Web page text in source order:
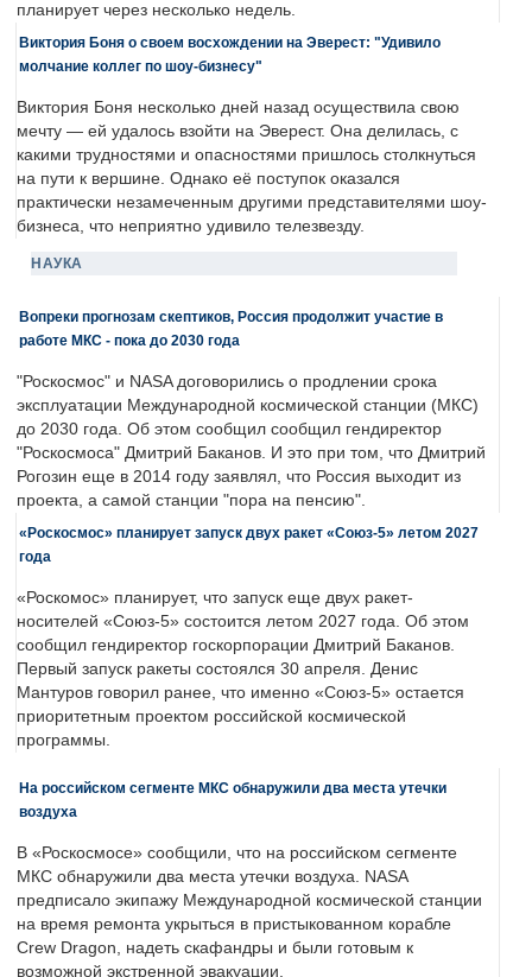
планирует через несколько недель.
Виктория Боня о своем восхождении на Эверест: "Удивило
молчание коллег по шоу-бизнесу"
Виктория Боня несколько дней назад осуществила свою
мечту — ей удалось взойти на Эверест. Она делилась, с
какими трудностями и опасностями пришлось столкнуться
на пути к вершине. Однако её поступок оказался
практически незамеченным другими представителями шоу-
бизнеса, что неприятно удивило телезвезду.
НАУКА
Вопреки прогнозам скептиков, Россия продолжит участие в
работе МКС - пока до 2030 года
"Роскосмос" и NASA договорились о продлении срока
эксплуатации Международной космической станции (МКС)
до 2030 года. Об этом сообщил сообщил гендиректор
"Роскосмоса" Дмитрий Баканов. И это при том, что Дмитрий
Рогозин еще в 2014 году заявлял, что Россия выходит из
проекта, а самой станции "пора на пенсию".
«Роскосмос» планирует запуск двух ракет «Союз-5» летом 2027
года
«Роскомос» планирует, что запуск еще двух ракет-
носителей «Союз-5» состоится летом 2027 года. Об этом
сообщил гендиректор госкорпорации Дмитрий Баканов.
Первый запуск ракеты состоялся 30 апреля. Денис
Мантуров говорил ранее, что именно «Союз-5» остается
приоритетным проектом российской космической
программы.
На российском сегменте МКС обнаружили два места утечки
воздуха
В «Роскосмосе» сообщили, что на российском сегменте
МКС обнаружили два места утечки воздуха. NASA
предписало экипажу Международной космической станции
на время ремонта укрыться в пристыкованном корабле
Crew Dragon, надеть скафандры и были готовым к
возможной экстренной эвакуации.